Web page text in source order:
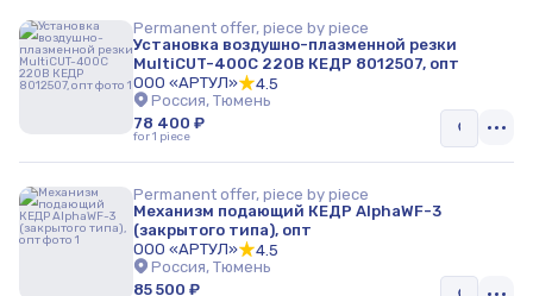
Другое
Кондиционеры
Кондиционеры
Установки поддержания давления
Тепловое оборудование
Холодильное оборудование
Permanent offer, piece by piece
Установка воздушно-плазменной резки
MultiCUT-400С 220В КЕДР 8012507, опт
ООО «АРТУЛ»
4.5
Россия, Тюмень
78 400 ₽
for 1 piece
Permanent offer, piece by piece
Механизм подающий КЕДР AlphaWF-3
(закрытого типа), опт
ООО «АРТУЛ»
4.5
Россия, Тюмень
85 500 ₽